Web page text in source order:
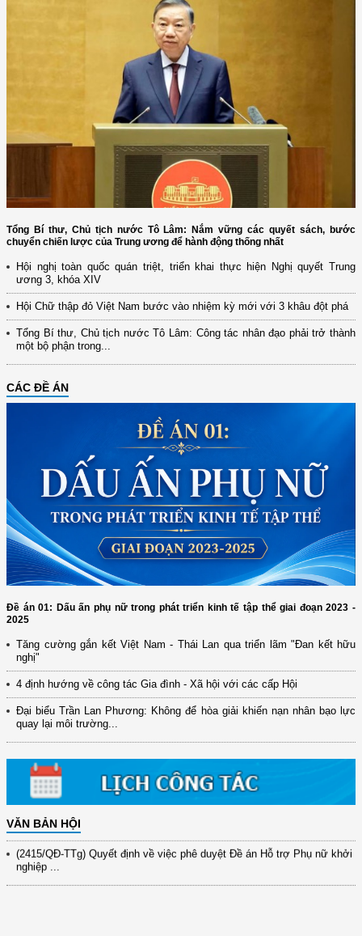
Tổng Bí thư, Chủ tịch nước Tô Lâm: Nắm vững các quyết sách, bước
chuyển chiến lược của Trung ương để hành động thống nhất
Hội nghị toàn quốc quán triệt, triển khai thực hiện Nghị quyết Trung
ương 3, khóa XIV
Hội Chữ thập đỏ Việt Nam bước vào nhiệm kỳ mới với 3 khâu đột phá
Tổng Bí thư, Chủ tịch nước Tô Lâm: Công tác nhân đạo phải trở thành
một bộ phận trong...
CÁC ĐỀ ÁN
Đề án 01: Dấu ấn phụ nữ trong phát triển kinh tế tập thể giai đoạn 2023 -
2025
Tăng cường gắn kết Việt Nam - Thái Lan qua triển lãm "Đan kết hữu
nghị"
4 định hướng về công tác Gia đình - Xã hội với các cấp Hội
Đại biểu Trần Lan Phương: Không để hòa giải khiến nạn nhân bạo lực
quay lại môi trường...
VĂN BẢN HỘI
đổi mới ...
(898/KH/ĐCT) Kế hoạch thực hiện Quyết định số 2415/QĐ-TTg ngày
31/10/2025 ...
xây dựng ...
(891/KH-ĐCT) Kế hoạch thực hiện Nghị quyết số 72-NQ/TW ngày
9/9/2025 của Bộ ...
(2415/QĐ-TTg) Quyết định về việc phê duyệt Đề án Hỗ trợ Phụ nữ khởi
nghiệp ...